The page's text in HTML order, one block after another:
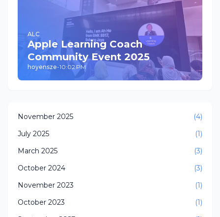
ALC
Apple Learning Coach
Community Event 2025
hoyensze-10:02 PM
November 2025
(4)
July 2025
(1)
March 2025
(3)
October 2024
(3)
November 2023
(1)
October 2023
(1)